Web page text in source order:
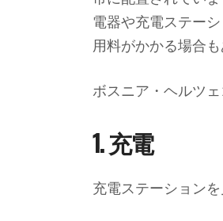
電器や充電ステー
用料がかかる場合も
ボスニア・ヘルツ
1. 充電
充電ステーション